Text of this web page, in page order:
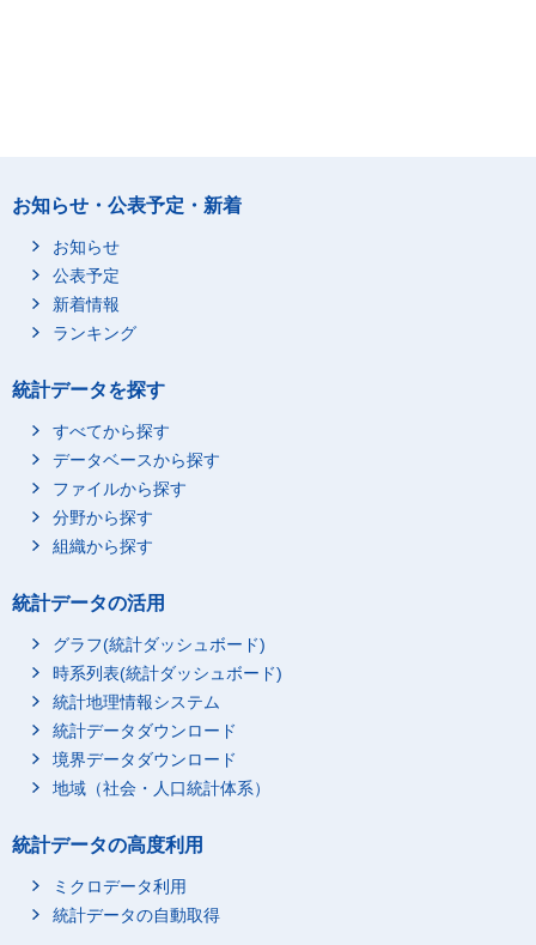
お知らせ・公表予定・新着
お知らせ
公表予定
新着情報
ランキング
統計データを探す
すべてから探す
データベースから探す
ファイルから探す
分野から探す
組織から探す
統計データの活用
グラフ(統計ダッシュボード)
時系列表(統計ダッシュボード)
統計地理情報システム
統計データダウンロード
境界データダウンロード
地域（社会・人口統計体系）
統計データの高度利用
ミクロデータ利用
統計データの自動取得